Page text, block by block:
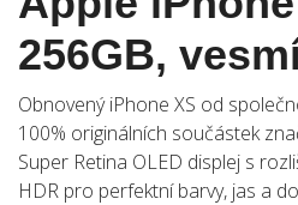
256GB,
Obnovený iPhone XS od
100% originálních součástek
Super Retina OLED displej s
HDR pro perfektní barvy, jas a